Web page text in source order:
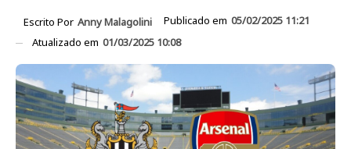
Escrito Por Anny Malagolini Publicado em 05/02/2025 11:21
Atualizado em 01/03/2025 10:08